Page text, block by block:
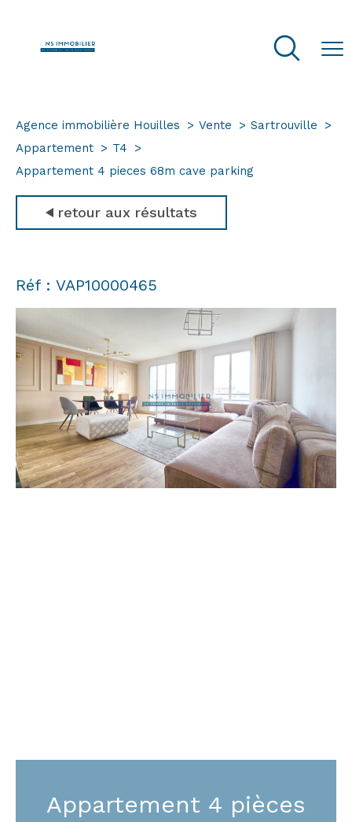
Agence immobilière Houilles Vente
Sartrouville
Appartement
T4
Appartement 4 pieces 68m cave parking
retour aux résultats
Réf : VAP10000465
Appartement 4 pièces